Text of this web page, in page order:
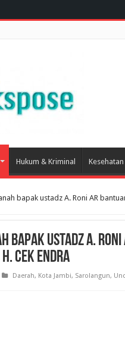
Hukum & Kriminal Kesehatan
bapak ustadz A. Roni AR
bapak ustadz A.
Cek Endra
Daerah, Kota Jambi, Sarolangun,